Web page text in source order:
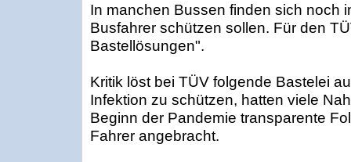
In manchen Bussen finden sich noch
Busfahrer schützen sollen. Für den
Bastellösungen".
Kritik löst bei TÜV folgende Bastelei
Infektion zu schützen, hatten viele
Beginn der Pandemie transparente
Fahrer angebracht.